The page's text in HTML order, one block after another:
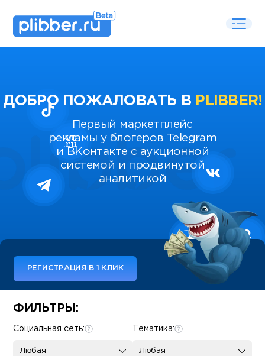
ДОБРО ПОЖАЛОВАТЬ В PLIBBER!
Первый маркетплейс
рекламы у блогеров Telegram
и ВКонтакте с аукционной
системой и продвинутой
аналитикой
РЕГИСТРАЦИЯ В 1 КЛИК
Some SEO Title
ФИЛЬТРЫ:
Тематика:
Любая
Социальная сеть:
Любая